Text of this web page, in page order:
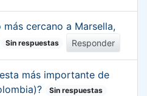
cercano a Marsella,
Sin respuestas Responder
más importante de
Sin respuestas